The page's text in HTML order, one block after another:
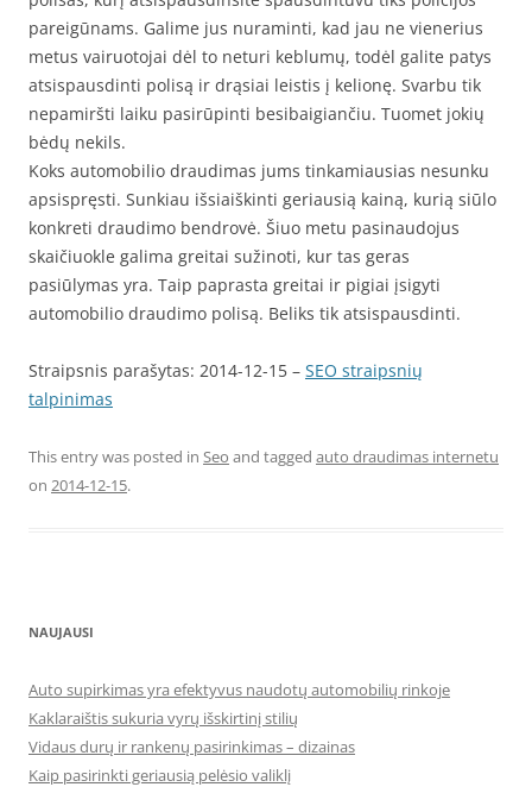
pareigūnams. Galime jus nuraminti, kad jau ne vienerius
metus vairuotojai dėl to neturi keblumų, todėl galite patys
atsispausdinti polisą ir drąsiai leistis į kelionę. Svarbu tik
nepamiršti laiku pasirūpinti besibaigiančiu. Tuomet jokių
bėdų nekils.
Koks automobilio draudimas jums tinkamiausias nesunku
apsispręsti. Sunkiau išsiaiškinti geriausią kainą, kurią siūlo
konkreti draudimo bendrovė. Šiuo metu pasinaudojus
skaičiuokle galima greitai sužinoti, kur tas geras
pasiūlymas yra. Taip paprasta greitai ir pigiai įsigyti
automobilio draudimo polisą. Beliks tik atsispausdinti.
Straipsnis parašytas: 2014-12-15 – SEO straipsnių
talpinimas
This entry was posted in Seo and tagged auto draudimas internetu
on 2014-12-15.
NAUJAUSI
Auto supirkimas yra efektyvus naudotų automobilių rinkoje
Kaklaraištis sukuria vyrų išskirtinį stilių
Vidaus durų ir rankenų pasirinkimas – dizainas
Kaip pasirinkti geriausią pelėsio valiklį